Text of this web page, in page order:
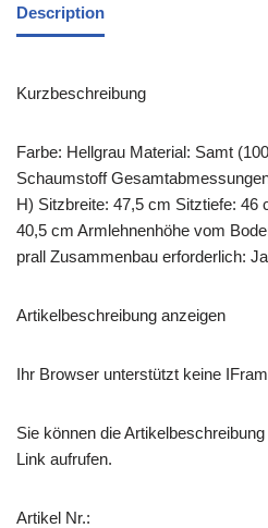
Description
Kurzbeschreibung
Farbe: Hellgrau Material: Samt
Schaumstoff
H) Sitzbreite: 47,5 cm Sitztiefe: 46
40,5 cm Armlehnenhöhe vom
prall Zusammenbau erforderlich: Ja
Artikelbeschreibung anzeigen
Ihr Browser unterstützt keine
Sie können die
Link aufrufen.
Artikel Nr.: